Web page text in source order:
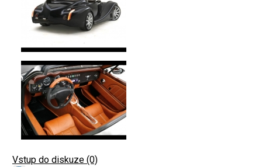
Vstup do diskuze (0)